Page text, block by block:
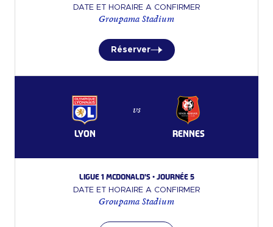
DATE ET HORAIRE A CONFIRMER
Groupama Stadium
Réserver
LYON
vs
RENNES
Ligue 1 McDonald's • Journée 5
DATE ET HORAIRE A CONFIRMER
Groupama Stadium